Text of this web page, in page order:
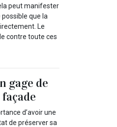
peut manifester
que la
Le
contre toute ces
gage de
d’avoir une
de préserver sa